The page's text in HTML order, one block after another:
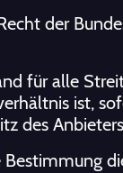
der
für alle
ist,
des